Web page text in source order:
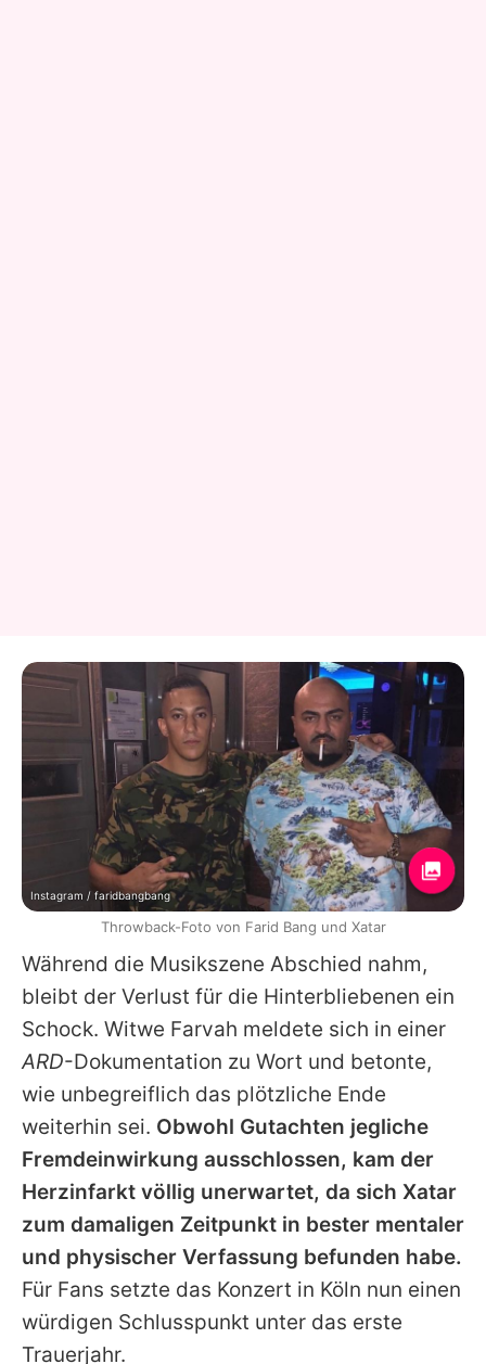
Während die Musikszene Abschied nahm,
bleibt der Verlust für die Hinterbliebenen ein
Schock. Witwe Farvah meldete sich in einer
ARD-Dokumentation zu Wort und betonte,
wie unbegreiflich das plötzliche Ende
weiterhin sei. Obwohl Gutachten jegliche
Fremdeinwirkung ausschlossen, kam der
Herzinfarkt völlig unerwartet, da sich Xatar
zum damaligen Zeitpunkt in bester mentaler
und physischer Verfassung befunden habe.
Für Fans setzte das Konzert in Köln nun einen
würdigen Schlusspunkt unter das erste
Trauerjahr.
Instagram / faridbangbang
Throwback-Foto von Farid Bang und Xatar